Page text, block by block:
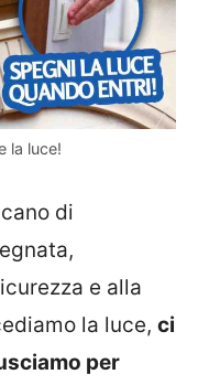
la luce!
di
e alla
la luce, ci
per